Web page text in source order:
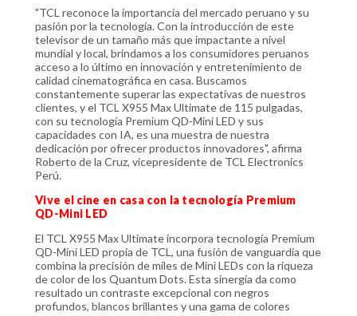
"TCL reconoce la importancia del mercado peruano y su
pasión por la tecnología. Con la introducción de este
televisor de un tamaño más que impactante a nivel
mundial y local, brindamos a los consumidores peruanos
acceso a lo último en innovación y entretenimiento de
calidad cinematográfica en casa. Buscamos
constantemente superar las expectativas de nuestros
clientes, y el TCL X955 Max Ultimate de 115 pulgadas,
con su tecnología Premium QD-Mini LED y sus
capacidades con IA, es una muestra de nuestra
dedicación por ofrecer productos innovadores", afirma
Roberto de la Cruz, vicepresidente de TCL Electronics
Perú.
Vive el cine en casa con la tecnología Premium
QD-Mini LED
El TCL X955 Max Ultimate incorpora tecnología Premium
QD-Mini LED propia de TCL, una fusión de vanguardia que
combina la precisión de miles de Mini LEDs con la riqueza
de color de los Quantum Dots. Esta sinergia da como
resultado un contraste excepcional con negros
profundos, blancos brillantes y una gama de colores